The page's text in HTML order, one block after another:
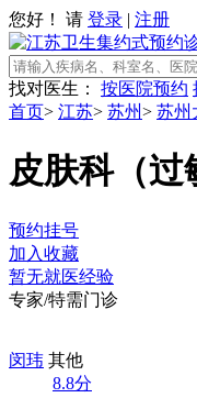
您好！ 请 登录 | 注册
找对医生：
按医院预约
首页> 江苏> 苏州> 苏州
皮肤科（过
预约挂号
加入收藏
暂无就医经验
专家/特需门诊
闵玮 其他
8.8分